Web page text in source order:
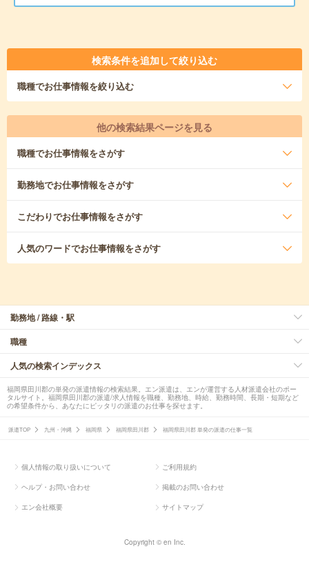
検索条件を追加して絞り込む
職種でお仕事情報を絞り込む
他の検索結果ページを見る
職種でお仕事情報をさがす
勤務地でお仕事情報をさがす
こだわりでお仕事情報をさがす
人気のワードでお仕事情報をさがす
勤務地 / 路線・駅
職種
人気の検索インデックス
福岡県田川郡の単発の派遣情報の検索結果。エン派遣は、エンが運営する人材派遣会社のポー
タルサイト。福岡県田川郡の派遣/求人情報を職種、勤務地、時給、勤務時間、長期・短期など
の希望条件から、あなたにピッタリの派遣のお仕事を探せます。
派遣TOP 九州・沖縄 福岡県 福岡県田川郡 福岡県田川郡 単発の派遣の仕事一覧
個人情報の取り扱いについて ご利用規約
ヘルプ・お問い合わせ 掲載のお問い合わせ
エン会社概要 サイトマップ
Copyright © en Inc.